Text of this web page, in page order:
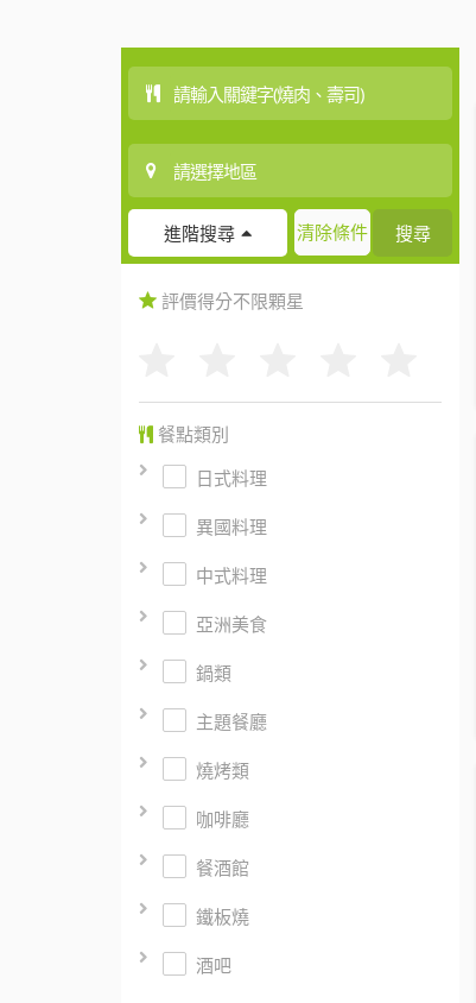
進階搜尋 清除條件 搜尋
評價得分不限顆星
餐點類別
日式料理
異國料理
中式料理
亞洲美食
鍋類
主題餐廳
燒烤類
咖啡廳
餐酒館
鐵板燒
酒吧